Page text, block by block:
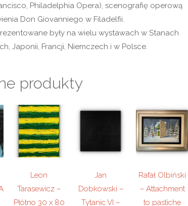
Philadelphia Opera), scenografię operową
Don Giovanniego w Filadelfii.
były na wielu wystawach w Stanach
Japonii, Francji, Niemczech i w Polsce.
produkty
Leon
Tarasewicz –
Płótno 30 x 80
Jan
Dobkowski –
Tytanic VI –
Rafał Olbiński
– Attachment
to pastiche